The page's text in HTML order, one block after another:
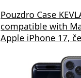
Pouzdro Case
compatible with
Apple iPhone 17,